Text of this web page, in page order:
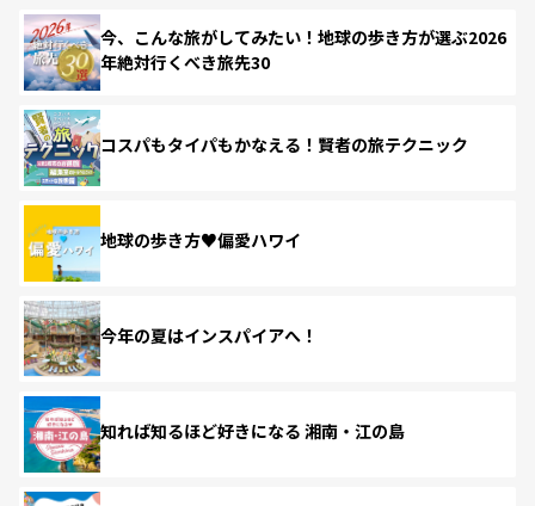
今、こんな旅がしてみたい！地球の歩き方が選ぶ2026
年絶対行くべき旅先30
コスパもタイパもかなえる！賢者の旅テクニック
地球の歩き方♥偏愛ハワイ
今年の夏はインスパイアへ！
知れば知るほど好きになる 湘南・江の島